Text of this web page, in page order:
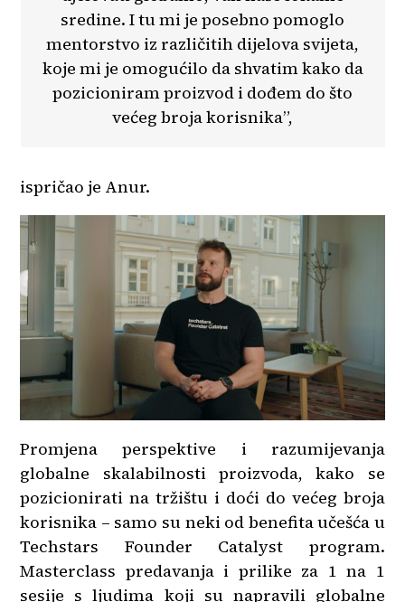
sredine. I tu mi je posebno pomoglo
mentorstvo iz različitih dijelova svijeta,
koje mi je omogućilo da shvatim kako da
pozicioniram proizvod i dođem do što
većeg broja korisnika”,
ispričao je Anur.
Promjena perspektive i razumijevanja
globalne skalabilnosti proizvoda, kako se
pozicionirati na tržištu i doći do većeg broja
korisnika – samo su neki od benefita učešća u
Techstars Founder Catalyst program.
Masterclass predavanja i prilike za 1 na 1
sesije s ljudima koji su napravili globalne